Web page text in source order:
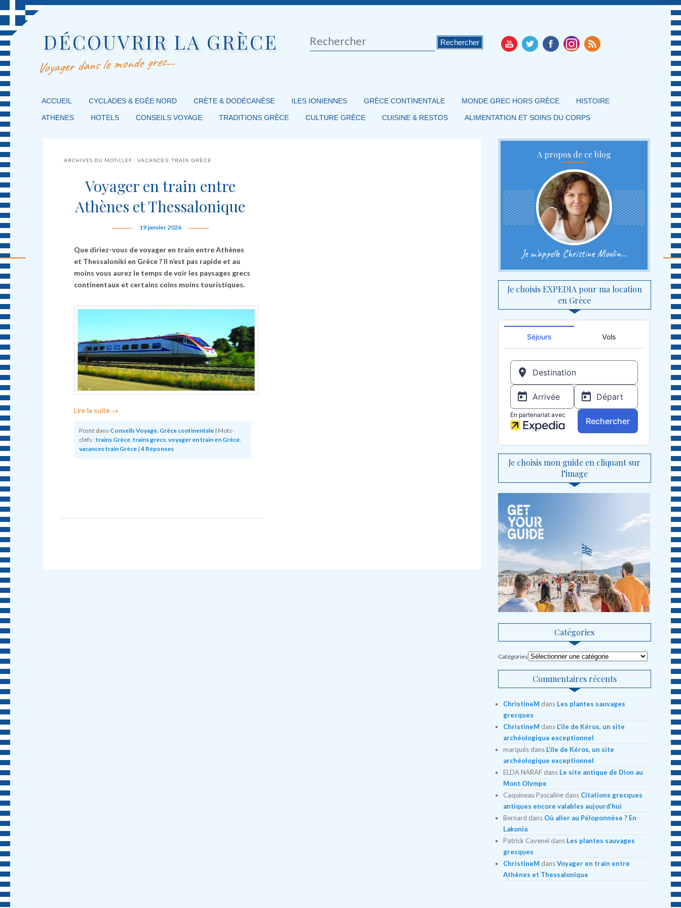
DÉCOUVRIR LA GRÈCE
Voyager dans le monde grec…
Rechercher
MENU PRINCIPAL
MASQUER LA NAVIGATION PRINCIPALE
MASQUER LA NAVIGATION SECONDAIRE
ACCUEIL CYCLADES & EGÉE NORD CRÈTE & DODÉCANÈSE ILES IONIENNES GRÈCE CONTINENTALE MONDE GREC HORS GRÈCE HISTOIRE
ATHENES HOTELS CONSEILS VOYAGE TRADITIONS GRÈCE CULTURE GRÈCE CUISINE & RESTOS ALIMENTATION ET SOINS DU CORPS
ARCHIVES DU MOT-CLEF :VACANCES TRAIN GRÈCE
Voyager en train entre
Athènes et Thessalonique
19 janvier 2026
Que diriez-vous de voyager en train entre Athènes
et Thessaloniki en Grèce ? Il n’est pas rapide et au
moins vous aurez le temps de voir les paysages grecs
continentaux et certains coins moins touristiques.
Lire la suite →
Posté dans Conseils Voyage, Grèce continentale | Mots-
clefs : trains Grèce, trains grecs, voyager en train en Grèce,
vacances train Grèce |4Réponses
A propos de ce blog
Je m'appelle Christine Moulin...
Je choisis EXPEDIA pour ma location
en Grèce
Je choisis mon guide en cliquant sur
l’image
Catégories
Catégories
Commentaires récents
ChristineM dans Les plantes sauvages
grecques
ChristineM dans L’ile de Kéros, un site
archéologique exceptionnel
marquésdans L’ile de Kéros, un site
archéologique exceptionnel
ELDA NARAFdans Le site antique de Dion au
Mont Olympe
Caquineau Pascalinedans Citations grecques
antiques encore valables aujourd’hui
Bernard dans Où aller au Péloponnèse ? En
Lakonia
Patrick Cavenel dans Les plantes sauvages
grecques
ChristineM dansVoyager en train entre
Athènes et Thessalonique